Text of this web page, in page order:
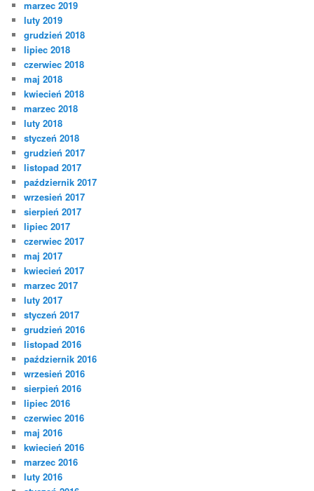
marzec 2019
luty 2019
grudzień 2018
lipiec 2018
czerwiec 2018
maj 2018
kwiecień 2018
marzec 2018
luty 2018
styczeń 2018
grudzień 2017
listopad 2017
październik 2017
wrzesień 2017
sierpień 2017
lipiec 2017
czerwiec 2017
maj 2017
kwiecień 2017
marzec 2017
luty 2017
styczeń 2017
grudzień 2016
listopad 2016
październik 2016
wrzesień 2016
sierpień 2016
lipiec 2016
czerwiec 2016
maj 2016
kwiecień 2016
marzec 2016
luty 2016